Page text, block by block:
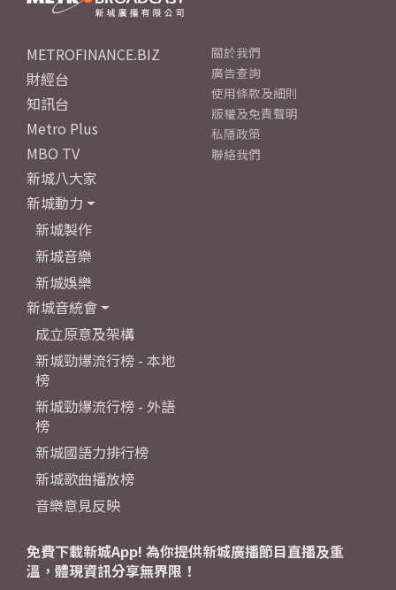
METROFINANCE.BIZ
財經台
知訊台
Metro Plus
MBO TV
新城八大家
新城動力
新城製作
新城音樂
新城娛樂
新城音統會
成立原意及架構
新城勁爆流行榜 - 本地
榜
新城勁爆流行榜 - 外語
榜
新城國語力排行榜
新城歌曲播放榜
音樂意見反映
關於我們
廣告查詢
使用條款及細則
版權及免責聲明
私隱政策
聯絡我們
免費下載新城App! 為你提供新城廣播節目直播及重
溫，體現資訊分享無界限！